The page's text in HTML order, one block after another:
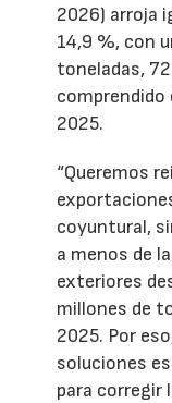
2026) arroja
14,9 %, con
toneladas,
comprendido
2025.
“Queremos
coyuntural,
a menos de
exteriores
millones de
2025. Por
soluciones
para corregir